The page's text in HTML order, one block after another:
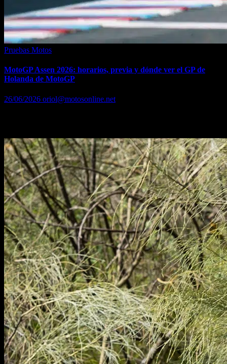
Pruebas Motos
MotoGP Assen 2026: horarios, previa y dónde ver el GP de
Holanda de MotoGP
26/06/2026 oriol@motosonline.net